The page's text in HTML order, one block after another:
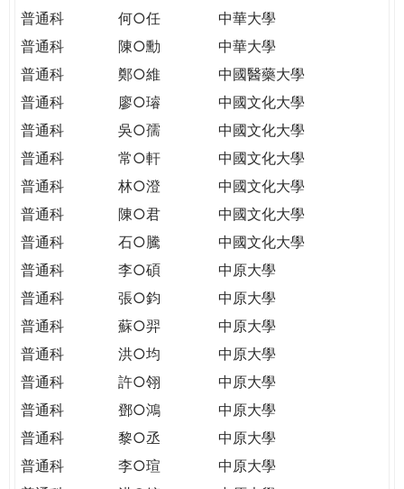
普通科
何○任
中華大學
普通科
陳○勳
中華大學
普通科
鄭○維
中國醫藥大學
普通科
廖○璿
中國文化大學
普通科
吳○孺
中國文化大學
普通科
常○軒
中國文化大學
普通科
林○澄
中國文化大學
普通科
陳○君
中國文化大學
普通科
石○騰
中國文化大學
普通科
李○碩
中原大學
普通科
張○鈞
中原大學
普通科
蘇○羿
中原大學
普通科
洪○均
中原大學
普通科
許○翎
中原大學
普通科
鄧○鴻
中原大學
普通科
黎○丞
中原大學
普通科
李○瑄
中原大學